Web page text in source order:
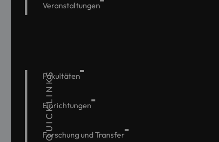
Veranstaltungen
QUICKLINKS
Fakultäten
Einrichtungen
Forschung und Transfer